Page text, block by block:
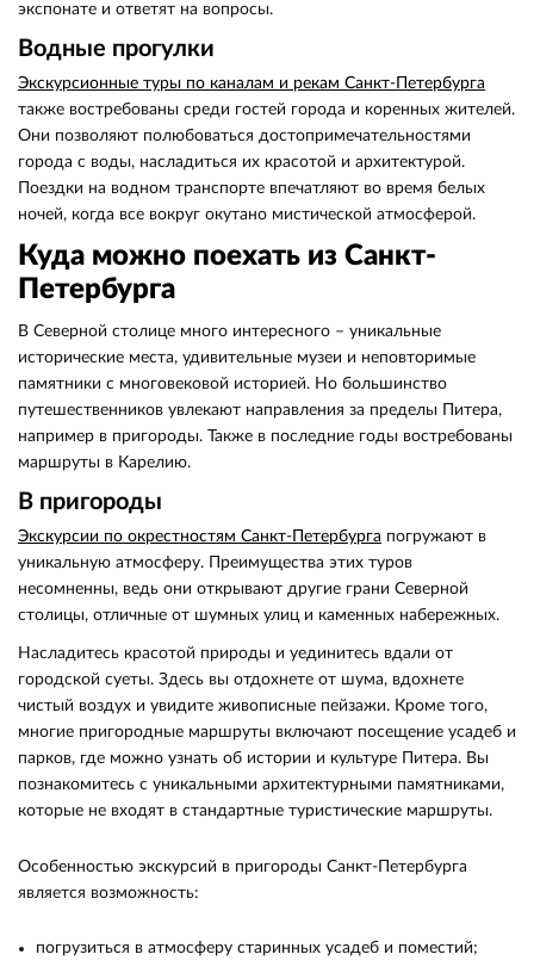
экспонате и ответят на вопросы.
Водные прогулки
Экскурсионные туры по каналам и рекам Санкт-Петербурга
также востребованы среди гостей города и коренных жителей.
Они позволяют полюбоваться достопримечательностями
города с воды, насладиться их красотой и архитектурой.
Поездки на водном транспорте впечатляют во время белых
ночей, когда все вокруг окутано мистической атмосферой.
Куда можно поехать из Санкт-
Петербурга
В Северной столице много интересного – уникальные
исторические места, удивительные музеи и неповторимые
памятники с многовековой историей. Но большинство
путешественников увлекают направления за пределы Питера,
например в пригороды. Также в последние годы востребованы
маршруты в Карелию.
В пригороды
Экскурсии по окрестностям Санкт-Петербурга погружают в
уникальную атмосферу. Преимущества этих туров
несомненны, ведь они открывают другие грани Северной
столицы, отличные от шумных улиц и каменных набережных.
Насладитесь красотой природы и уединитесь вдали от
городской суеты. Здесь вы отдохнете от шума, вдохнете
чистый воздух и увидите живописные пейзажи. Кроме того,
многие пригородные маршруты включают посещение усадеб и
парков, где можно узнать об истории и культуре Питера. Вы
познакомитесь с уникальными архитектурными памятниками,
которые не входят в стандартные туристические маршруты.
Особенностью экскурсий в пригороды Санкт-Петербурга
является возможность:
погрузиться в атмосферу старинных усадеб и поместий;